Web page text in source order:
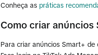
Conheça as práticas
Como criar
Para criar anúncios Smart+ de